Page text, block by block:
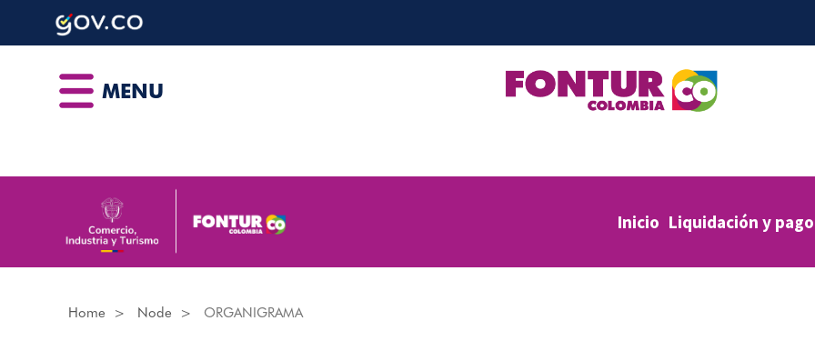
MENU
Inicio Liquidación y
Home Node ORGANIGRAMA